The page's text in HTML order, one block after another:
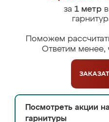
за 1 метр
Поможем
Ответим менее,
Посмотреть акции
гарнитуры